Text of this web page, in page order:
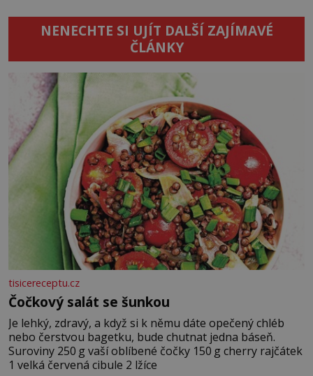
NENECHTE SI UJÍT DALŠÍ ZAJÍMAVÉ
ČLÁNKY
tisicereceptu.cz
Čočkový salát se šunkou
Je lehký, zdravý, a když si k němu dáte opečený chléb
nebo čerstvou bagetku, bude chutnat jedna báseň.
Suroviny 250 g vaší oblíbené čočky 150 g cherry rajčátek
1 velká červená cibule 2 lžíce